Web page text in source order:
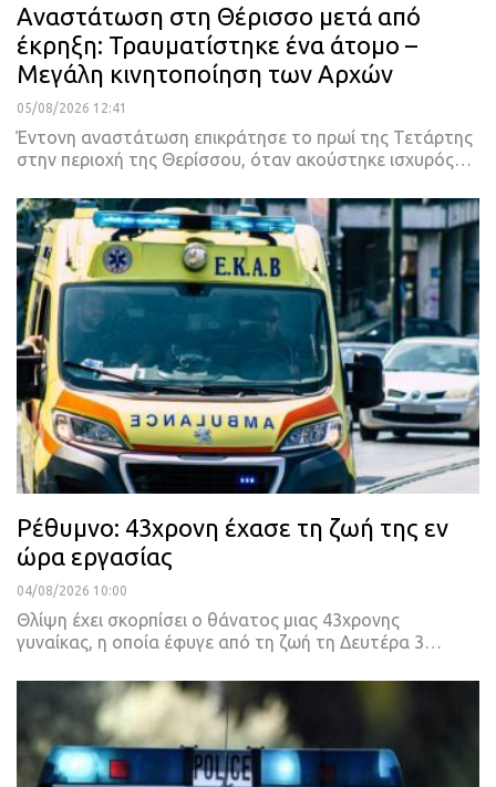
Αναστάτωση στη Θέρισσο μετά από
έκρηξη: Τραυματίστηκε ένα άτομο –
Μεγάλη κινητοποίηση των Αρχών
05/08/2026 12:41
Έντονη αναστάτωση επικράτησε το πρωί της Τετάρτης
στην περιοχή της Θερίσσου, όταν ακούστηκε ισχυρός…
Ρέθυμνο: 43χρονη έχασε τη ζωή της εν
ώρα εργασίας
04/08/2026 10:00
Θλίψη έχει σκορπίσει ο θάνατος μιας 43χρονης
γυναίκας, η οποία έφυγε από τη ζωή τη Δευτέρα 3…